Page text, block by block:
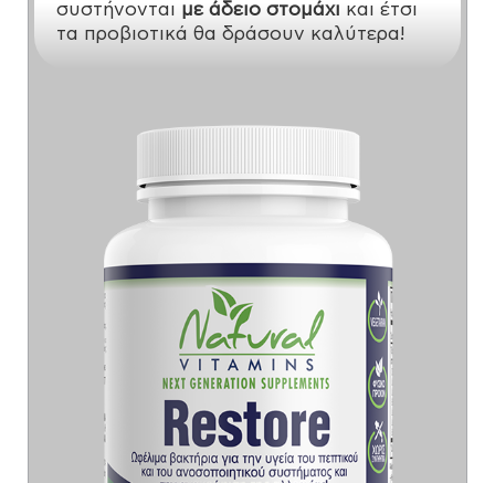
συστήνονται με άδειο στομάχι και έτσι
τα προβιοτικά θα δράσουν καλύτερα!